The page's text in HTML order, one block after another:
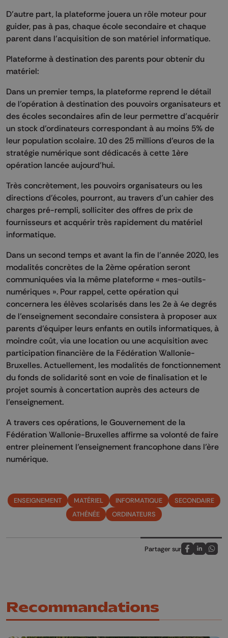
D’autre part, la plateforme jouera un rôle moteur pour
guider, pas à pas, chaque école secondaire et chaque
parent dans l’acquisition de son matériel informatique.
Plateforme à destination des parents pour obtenir du
matériel:
Dans un premier temps, la plateforme reprend le détail
de l’opération à destination des pouvoirs organisateurs et
des écoles secondaires afin de leur permettre d’acquérir
un stock d’ordinateurs correspondant à au moins 5% de
leur population scolaire. 10 des 25 millions d’euros de la
stratégie numérique sont dédicacés à cette 1ère
opération lancée aujourd’hui.
Très concrètement, les pouvoirs organisateurs ou les
directions d’écoles, pourront, au travers d’un cahier des
charges pré-rempli, solliciter des offres de prix de
fournisseurs et acquérir très rapidement du matériel
informatique.
Dans un second temps et avant la fin de l’année 2020, les
modalités concrètes de la 2ème opération seront
communiquées via la même plateforme « mes-outils-
numériques ». Pour rappel, cette opération qui
concernera les élèves scolarisés dans les 2e à 4e degrés
de l’enseignement secondaire consistera à proposer aux
parents d’équiper leurs enfants en outils informatiques, à
moindre coût, via une location ou une acquisition avec
participation financière de la Fédération Wallonie-
Bruxelles. Actuellement, les modalités de fonctionnement
du fonds de solidarité sont en voie de finalisation et le
projet soumis à concertation auprès des acteurs de
l’enseignement.
A travers ces opérations, le Gouvernement de la
Fédération Wallonie-Bruxelles affirme sa volonté de faire
entrer pleinement l’enseignement francophone dans l’ère
numérique.
ENSEIGNEMENT MATÉRIEL INFORMATIQUE
SECONDAIRE
ATHÉNÉE
ORDINATEURS
Partager sur
Partagez sur
Partagez
Recommandations